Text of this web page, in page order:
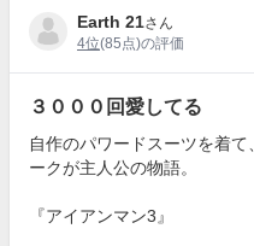
Earth 21さん
4位(85点)の評価
３０００回愛してる
自作のパワードスーツを着
ークが主人公の物語。
『アイアンマン3』